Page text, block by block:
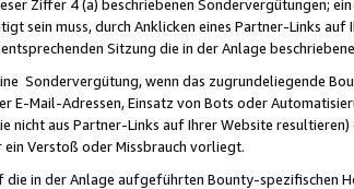
Ziffer 4 (a) beschriebenen Sondervergütungen;
sein muss, durch Anklicken eines Partner-Links
Sitzung die in der Anlage
Sondervergütung, wenn das zugrundeliegende
E-Mail-Adressen, Einsatz von Bots oder
nicht aus Partner-Links auf Ihrer Website
Verstoß oder Missbrauch vorliegt.
die in der Anlage aufgeführten Bounty-spezifischen